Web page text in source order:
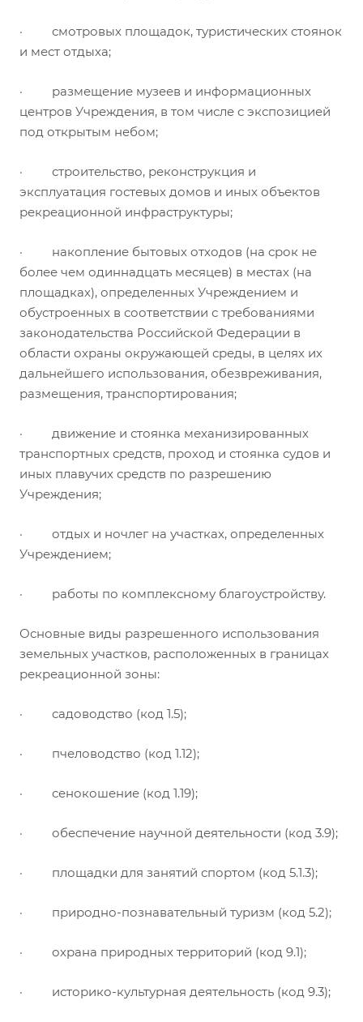
· смотровых площадок, туристических стоянок
и мест отдыха;
· размещение музеев и информационных
центров Учреждения, в том числе с экспозицией
под открытым небом;
· строительство, реконструкция и
эксплуатация гостевых домов и иных объектов
рекреационной инфраструктуры;
· накопление бытовых отходов (на срок не
более чем одиннадцать месяцев) в местах (на
площадках), определенных Учреждением и
обустроенных в соответствии с требованиями
законодательства Российской Федерации в
области охраны окружающей среды, в целях их
дальнейшего использования, обезвреживания,
размещения, транспортирования;
· движение и стоянка механизированных
транспортных средств, проход и стоянка судов и
иных плавучих средств по разрешению
Учреждения;
· отдых и ночлег на участках, определенных
Учреждением;
· работы по комплексному благоустройству.
Основные виды разрешенного использования
земельных участков, расположенных в границах
рекреационной зоны:
· садоводство (код 1.5);
· пчеловодство (код 1.12);
· сенокошение (код 1.19);
· обеспечение научной деятельности (код 3.9);
· площадки для занятий спортом (код 5.1.3);
· природно-познавательный туризм (код 5.2);
· охрана природных территорий (код 9.1);
· историко-культурная деятельность (код 9.3);